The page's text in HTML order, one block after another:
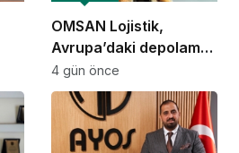
OMSAN Lojistik,
Avrupa’daki depolama
ve dağıtım
operasyonlarına
başladı
4 gün önce